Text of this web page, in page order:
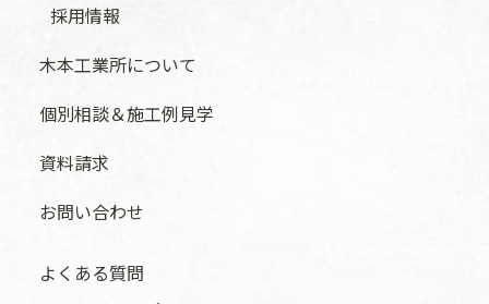
採用情報
木本工業所について
個別相談＆施工例見学
資料請求
お問い合わせ
よくある質問